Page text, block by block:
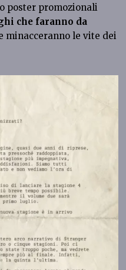
poster promozionali
che faranno da
minacceranno le vite dei